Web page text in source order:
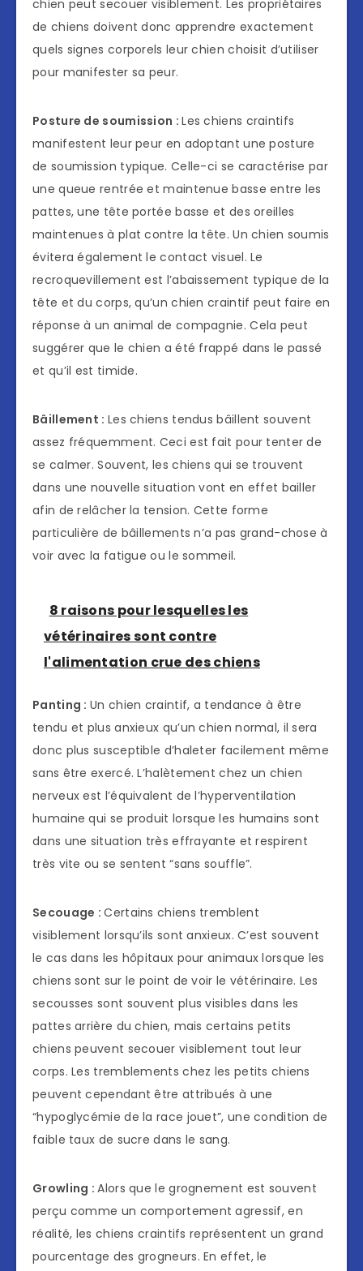
chien peut secouer visiblement. Les propriétaires
de chiens doivent donc apprendre exactement
quels signes corporels leur chien choisit d’utiliser
pour manifester sa peur.
Posture de soumission :Les chiens craintifs
manifestent leur peur en adoptant une posture
de soumission typique. Celle-ci se caractérise par
une queue rentrée et maintenue basse entre les
pattes, une tête portée basse et des oreilles
maintenues à plat contre la tête. Un chien soumis
évitera également le contact visuel. Le
recroquevillement est l’abaissement typique de la
tête et du corps, qu’un chien craintif peut faire en
réponse à un animal de compagnie. Cela peut
suggérer que le chien a été frappé dans le passé
et qu’il est timide.
Bâillement : Les chiens tendus bâillent souvent
assez fréquemment. Ceci est fait pour tenter de
se calmer. Souvent, les chiens qui se trouvent
dans une nouvelle situation vont en effet bailler
afin de relâcher la tension. Cette forme
particulière de bâillements n’a pas grand-chose à
voir avec la fatigue ou le sommeil.
8 raisons pour lesquelles les
vétérinaires sont contre
l'alimentation crue des chiens
Panting : Un chien craintif, a tendance à être
tendu et plus anxieux qu’un chien normal, il sera
donc plus susceptible d’haleter facilement même
sans être exercé. L’halètement chez un chien
nerveux est l’équivalent de l’hyperventilation
humaine qui se produit lorsque les humains sont
dans une situation très effrayante et respirent
très vite ou se sentent “sans souffle”.
Secouage :Certains chiens tremblent
visiblement lorsqu’ils sont anxieux. C’est souvent
le cas dans les hôpitaux pour animaux lorsque les
chiens sont sur le point de voir le vétérinaire. Les
secousses sont souvent plus visibles dans les
pattes arrière du chien, mais certains petits
chiens peuvent secouer visiblement tout leur
corps. Les tremblements chez les petits chiens
peuvent cependant être attribués à une
“hypoglycémie de la race jouet”, une condition de
faible taux de sucre dans le sang.
Growling :Alors que le grognement est souvent
perçu comme un comportement agressif, en
réalité, les chiens craintifs représentent un grand
pourcentage des grogneurs. En effet, le